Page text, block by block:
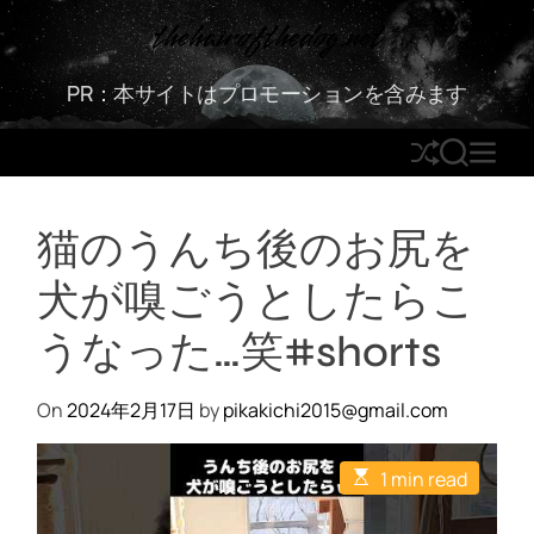
S
k
t
c
thehairofthedog.net
PR：本サイトはプロモーションを含みます
S
h
ff
e
S
E
R
C
H
M
E
猫のうんち後のお尻を
犬が嗅ごうとしたらこ
うなった…笑#shorts
On2024年2月17日 bypikakichi2015@gmail.com
E
s
t
1 min read